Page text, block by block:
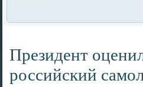
Президент
российский